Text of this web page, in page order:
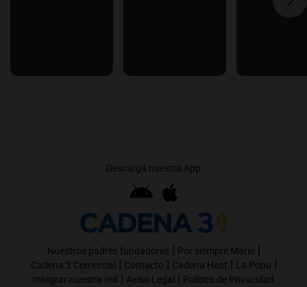
Descargá nuestra App
Nuestros padres fundadores | Por siempre Mario |
Cadena 3 Comercial | Contacto | Cadena Heat | La Popu |
Integrar nuestra red | Aviso Legal | Política de Privacidad